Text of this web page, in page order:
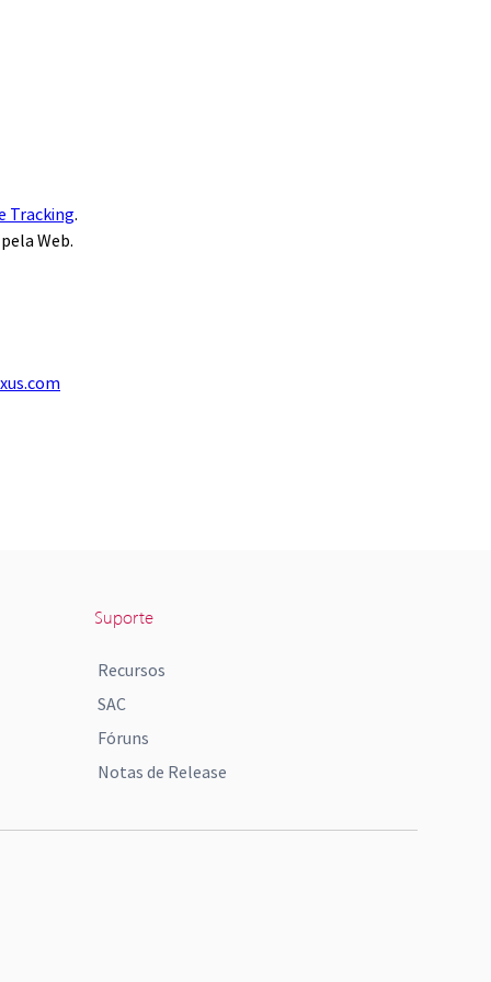
Tracking.
Web.
Suporte
Recursos
SAC
Fóruns
Notas de Release